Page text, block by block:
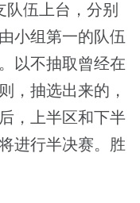
伍上台，分别
小组第一的队伍
以不抽取曾经在
，抽选出来的，
，上半区和下半
进行半决赛。胜